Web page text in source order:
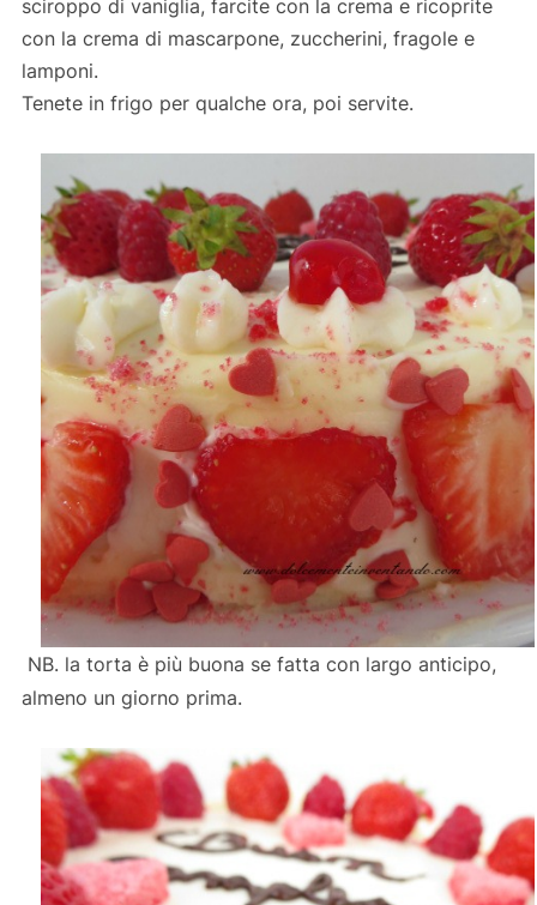
sciroppo di vaniglia, farcite con la crema e ricoprite
con la crema di mascarpone, zuccherini, fragole e
lamponi.
Tenete in frigo per qualche ora, poi servite.
NB. la torta è più buona se fatta con largo anticipo,
almeno un giorno prima.